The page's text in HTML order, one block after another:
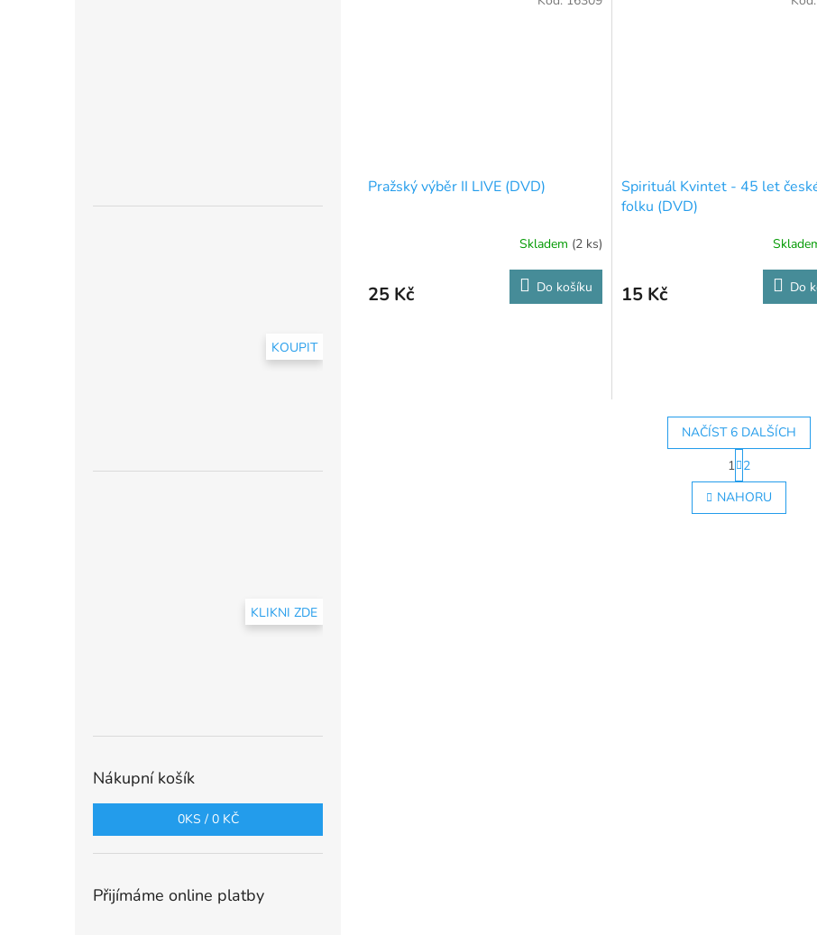
KOUPIT
KLIKNI ZDE
Nákupní košík
0KS / 0 KČ
Přijímáme online platby
Pražský výběr II LIVE (DVD)
Skladem (2 ks)
25 Kč Do košíku
Spirituál Kvintet - 45 let
folku (DVD)
15 Kč Do
O
v
NAČÍST 6 DALŠÍCH
S
t
r
á
n
1 2
NAHORU